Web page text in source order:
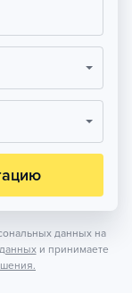
данных на
и принимаете